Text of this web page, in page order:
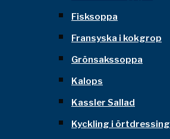
Fisksoppa
Fransyska i kokgrop
Grönsakssoppa
Kalops
Kassler Sallad
Kyckling i örtdressing